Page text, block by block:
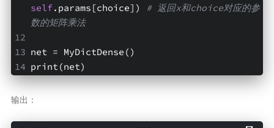
self.params[choice])
# 返回x和choice对应的参
数的矩阵乘法
net = MyDictDense()
print(net)
输出：